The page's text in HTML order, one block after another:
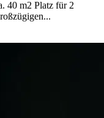
40 m2 Platz für 2